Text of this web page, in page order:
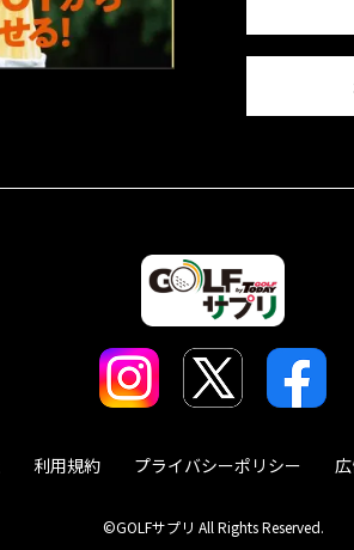
利用規約 プライバシーポリシー
©GOLFサプリ All Rights Reserved.